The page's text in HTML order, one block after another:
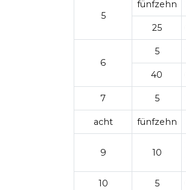
5
fünfzehn
25
6
5
40
7 5
acht fünfzehn
9 10
10 5